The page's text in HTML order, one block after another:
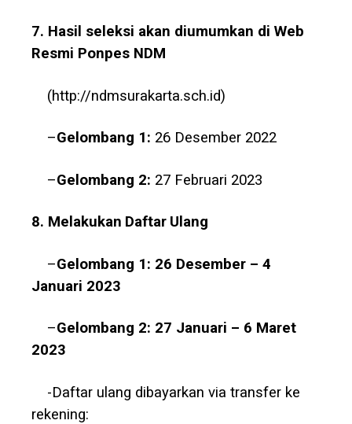
7. Hasil seleksi akan diumumkan di Web
Resmi Ponpes NDM
(http://ndmsurakarta.sch.id)
–Gelombang 1: 26 Desember 2022
–Gelombang 2: 27 Februari 2023
8. Melakukan Daftar Ulang
–Gelombang 1: 26 Desember – 4
Januari 2023
–Gelombang 2: 27 Januari – 6 Maret
2023
-Daftar ulang dibayarkan via transfer ke
rekening: